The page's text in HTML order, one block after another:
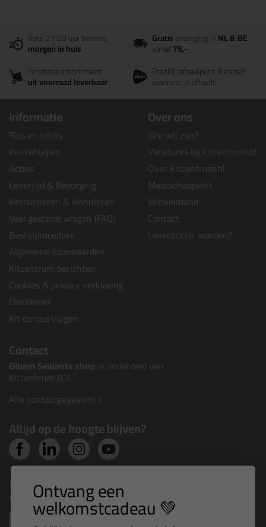
Voor 21:00 uur besteld
morgen in huis
Gratisbezorging inNL & BE
vanaf75,-
Grootste assortiment
uit voorraad leverbaar
PostNL afhaalpunt: kies zelf
wanneer je afhaalt
Informatie
Tips en tricks
Keuzehulpen
Acties
Levertijd & Bezorging
Retourneren & Annuleren
Veel gestelde vragen (FAQ)
Bestelprocedure
Algemene voorwaarden
Kitcentrum berichten
Cookies & privacy verklaring
Disclaimer
Kit cursus volgen
Over ons
Wie wij zijn?
Vacatures bij kitcentrum.nl
Over Kitcentrum.nl
Maatschappelijk
Winkelmand
Contact
Leverancier worden?
Contact
Bloem Sealants shop is onderdeel van
Kitcentrum B.V.
Alle contactgegevens >
Altijd op de hoogte blijven?
Nieuws, tips en exclusieve deals rechtstreeks in je
inbox Ontvang een
welkomstcadeau 💚